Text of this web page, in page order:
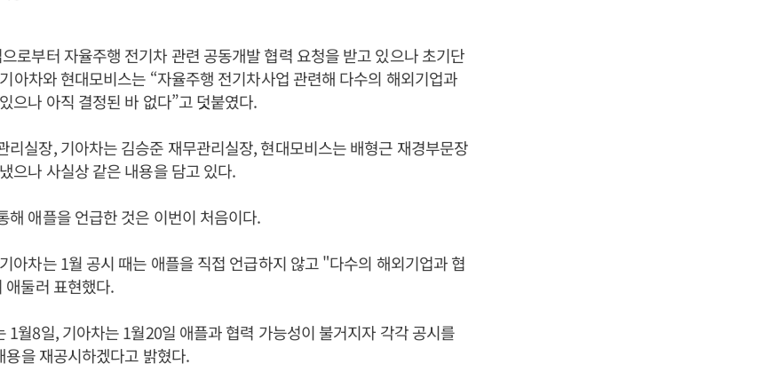
로부터 자율주행 전기차 관련 공동개발 협력 요청을 받고 있으나 초기단
아차와 현대모비스는 “자율주행 전기차사업 관련해 다수의 해외기업과
으나 아직 결정된 바 없다”고 덧붙였다.
리실장, 기아차는 김승준 재무관리실장, 현대모비스는 배형근 재경부문장
으나 사실상 같은 내용을 담고 있다.
해 애플을 언급한 것은 이번이 처음이다.
아차는 1월 공시 때는 애플을 직접 언급하지 않고 "다수의 해외기업과 협
둘러 표현했다.
1월8일, 기아차는 1월20일 애플과 협력 가능성이 불거지자 각각 공시를
용을 재공시하겠다고 밝혔다.